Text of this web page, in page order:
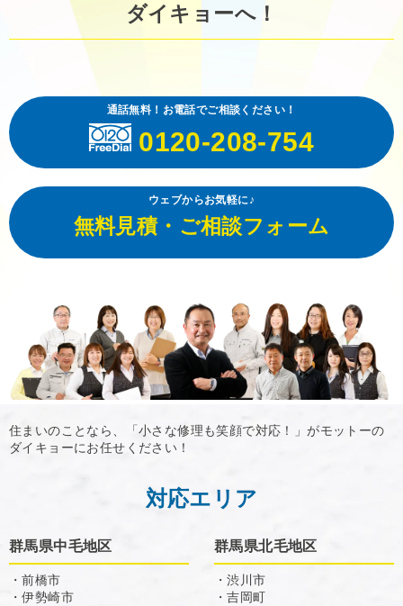
ダイキョーへ！
通話無料！お電話でご相談ください！
0120-208-754
ウェブからお気軽に♪
無料見積・ご相談フォーム
住まいのことなら、「小さな修理も笑顔で対応！」がモットーの
ダイキョーにお任せください！
対応エリア
群馬県中毛地区
・前橋市
・伊勢崎市
群馬県北毛地区
・渋川市
・吉岡町